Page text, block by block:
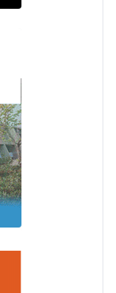
Κέντρου
Νικόλαος
της
Αγρινίου